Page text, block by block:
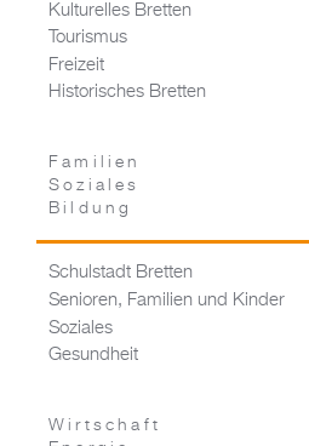
Kulturelles Bretten
Tourismus
Freizeit
Historisches Bretten
Familien
Soziales
Bildung
Schulstadt Bretten
Senioren, Familien und Kinder
Soziales
Gesundheit
Wirtschaft